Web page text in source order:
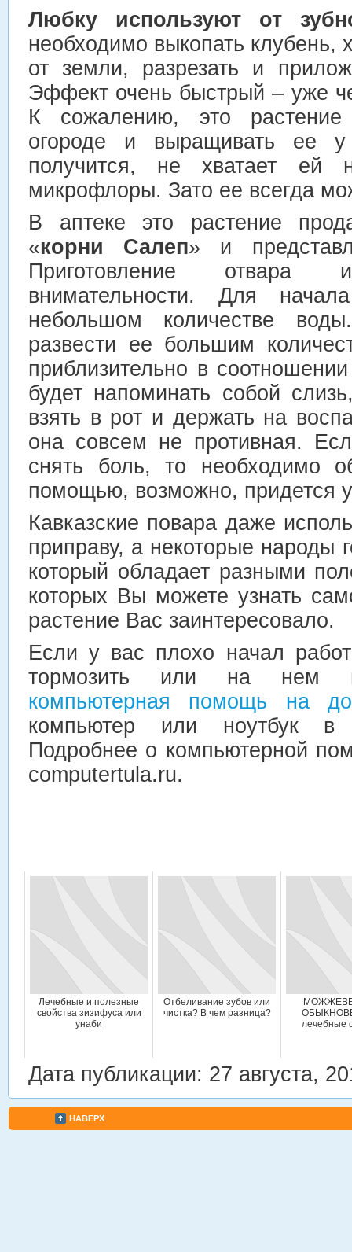
Любку используют от
необходимо выкопать клубень,
от земли, разрезать и
Эффект очень быстрый – уже
К сожалению, это
огороде и выращивать ее
получится, не хватает ей
микрофлоры. Зато ее всегда
В аптеке это растение
«корни Салеп» и
Приготовление
внимательности. Для
небольшом количестве
развести ее большим
приблизительно в
будет напоминать собой
взять в рот и держать на
она совсем не противная.
снять боль, то необходимо
помощью, возможно, придется
Кавказские повара даже
приправу, а некоторые народы
который обладает разными
которых Вы можете узнать
растение Вас заинтересовало.
Если у вас плохо начал
тормозить или на нем
компьютерная помощь на
компьютер или ноутбук в
Подробнее о компьютерной
computertula.ru.
Лечебные и полезные
свойства зизифуса или
унаби
Отбеливание зубов или
чистка? В чем разница?
лечебные
Дата публикации: 27 августа,
НАВЕРХ